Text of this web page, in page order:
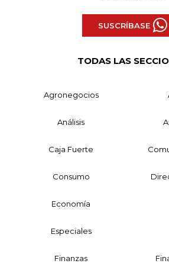
SUSCRÍBASE
TODAS LAS
Agronegocios
Análisis
Caja Fuerte
Consumo
Economía
Especiales
Finanzas